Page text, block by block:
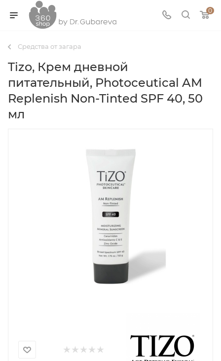
0
Средства от загара
Tizo, Крем дневной
питательный, Photoceutical AM
Replenish Non-Tinted SPF 40, 50
мл